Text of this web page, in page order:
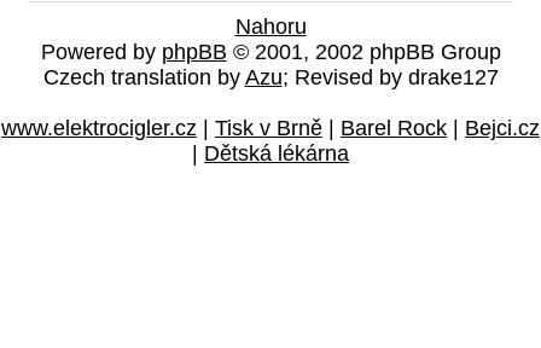
Nahoru
Powered by phpBB © 2001, 2002 phpBB Group
Czech translation by Azu; Revised by drake127
www.elektrocigler.cz Tisk v Brně Barel Rock
Bejci.cz
Dětská lékárna